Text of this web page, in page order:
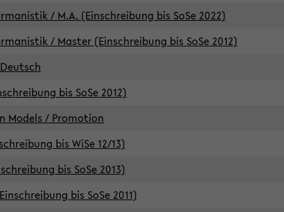
/ M.A. (Einschreibung bis SoSe 2022)
/ Master (Einschreibung bis SoSe 2012)
bis SoSe 2012)
Models / Promotion
bis WiSe 12/13)
bis SoSe 2013)
bis SoSe 2011)